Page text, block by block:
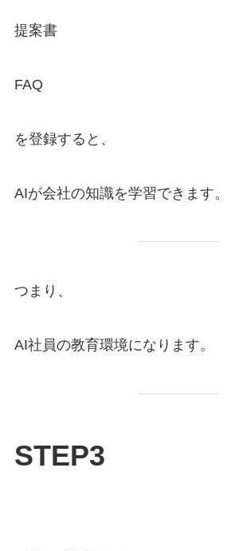
提案書
FAQ
を登録すると、
AIが会社の知識を学習できます。
つまり、
AI社員の教育環境になります。
STEP3